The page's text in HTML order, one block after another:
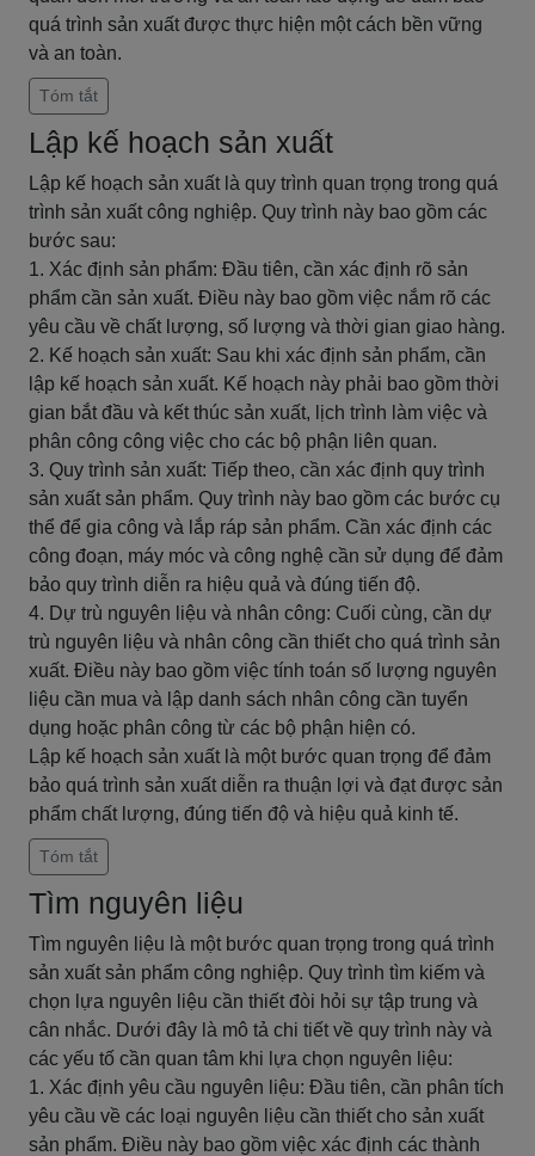
quá trình sản xuất được thực hiện một cách bền vững
và an toàn.
Tóm tắt
Lập kế hoạch sản xuất
Lập kế hoạch sản xuất là quy trình quan trọng trong quá
trình sản xuất công nghiệp. Quy trình này bao gồm các
bước sau:
1. Xác định sản phẩm: Đầu tiên, cần xác định rõ sản
phẩm cần sản xuất. Điều này bao gồm việc nắm rõ các
yêu cầu về chất lượng, số lượng và thời gian giao hàng.
2. Kế hoạch sản xuất: Sau khi xác định sản phẩm, cần
lập kế hoạch sản xuất. Kế hoạch này phải bao gồm thời
gian bắt đầu và kết thúc sản xuất, lịch trình làm việc và
phân công công việc cho các bộ phận liên quan.
3. Quy trình sản xuất: Tiếp theo, cần xác định quy trình
sản xuất sản phẩm. Quy trình này bao gồm các bước cụ
thể để gia công và lắp ráp sản phẩm. Cần xác định các
công đoạn, máy móc và công nghệ cần sử dụng để đảm
bảo quy trình diễn ra hiệu quả và đúng tiến độ.
4. Dự trù nguyên liệu và nhân công: Cuối cùng, cần dự
trù nguyên liệu và nhân công cần thiết cho quá trình sản
xuất. Điều này bao gồm việc tính toán số lượng nguyên
liệu cần mua và lập danh sách nhân công cần tuyển
dụng hoặc phân công từ các bộ phận hiện có.
Lập kế hoạch sản xuất là một bước quan trọng để đảm
bảo quá trình sản xuất diễn ra thuận lợi và đạt được sản
phẩm chất lượng, đúng tiến độ và hiệu quả kinh tế.
Tóm tắt
Tìm nguyên liệu
Tìm nguyên liệu là một bước quan trọng trong quá trình
sản xuất sản phẩm công nghiệp. Quy trình tìm kiếm và
chọn lựa nguyên liệu cần thiết đòi hỏi sự tập trung và
cân nhắc. Dưới đây là mô tả chi tiết về quy trình này và
các yếu tố cần quan tâm khi lựa chọn nguyên liệu:
1. Xác định yêu cầu nguyên liệu: Đầu tiên, cần phân tích
yêu cầu về các loại nguyên liệu cần thiết cho sản xuất
sản phẩm. Điều này bao gồm việc xác định các thành